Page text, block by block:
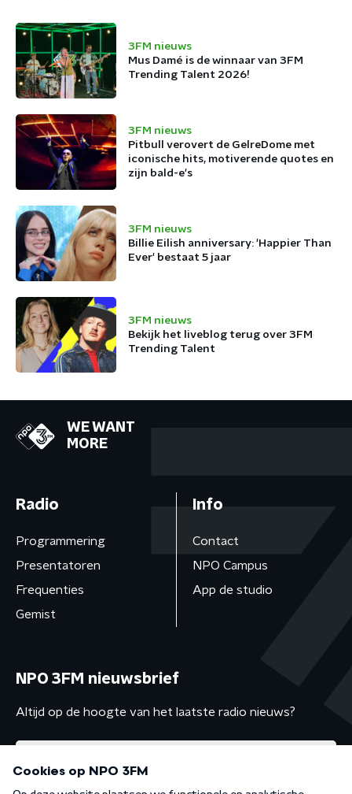
3FM nieuws
Mus Damé is de winnaar van 3FM
Trending Talent 2026!
3FM nieuws
Pitbull verovert de GelreDome met
iconische hits, motiverende quotes en
zijn bald-e's
3FM nieuws
Billie Eilish anniversary: 'Happier Than
Ever' bestaat 5 jaar
3FM nieuws
Bekijk het liveblog terug over 3FM
Trending Talent
WE WANT
MORE
Radio
Programmering
Presentatoren
Frequenties
Gemist
Info
Contact
NPO Campus
App de studio
NPO 3FM nieuwsbrief
Altijd op de hoogte van het laatste radio nieuws?